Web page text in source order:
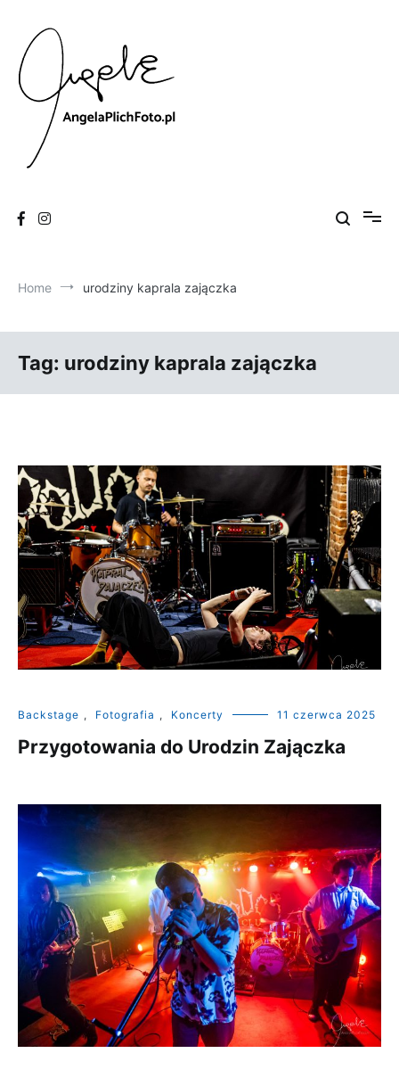
content
Home urodziny kaprala zajączka
Tag: urodziny kaprala zajączka
Backstage , Fotografia , Koncerty 11 czerwca 2025
Przygotowania do Urodzin Zajączka